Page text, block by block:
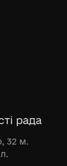
рада
32 м.